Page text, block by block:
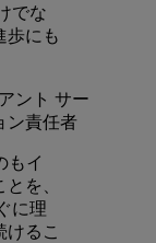
でな
歩にも
ント サー
ン責任者
もイ
を、
に理
けるこ